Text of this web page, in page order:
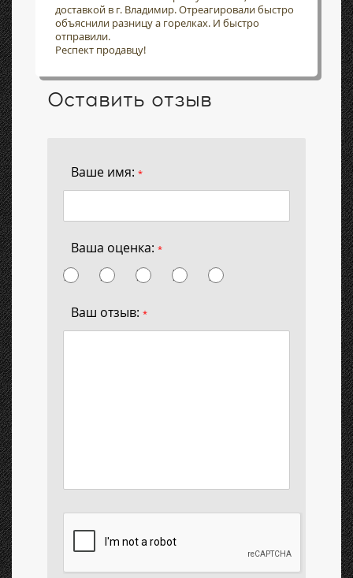
доставкой в г. Владимир. Отреагировали быстро
объяснили разницу а горелках. И быстро
отправили.
Респект продавцу!
Оставить отзыв
Ваше имя: *
Ваша оценка: *
Ваш отзыв: *